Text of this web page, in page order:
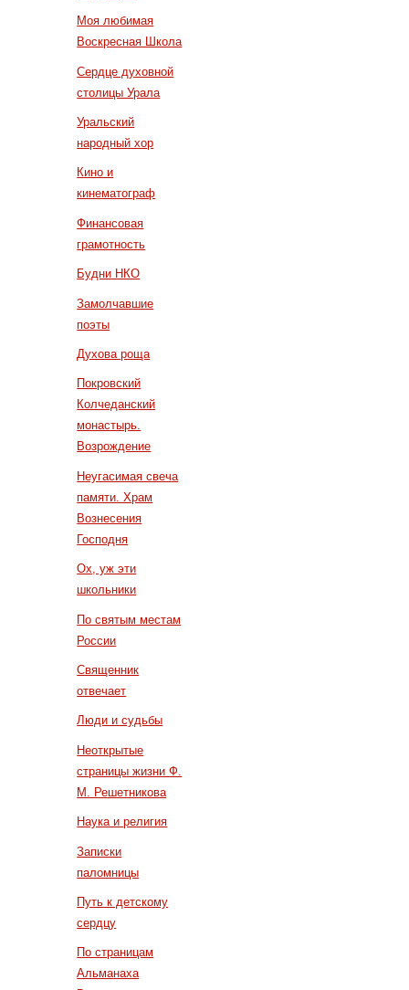
Моя любимая
Воскресная Школа
Сердце духовной
столицы Урала
Уральский
народный хор
Кино и
кинематограф
Финансовая
грамотность
Будни НКО
Замолчавшие
поэты
Духова роща
Покровский
Колчеданский
монастырь.
Возрождение
Неугасимая свеча
памяти. Храм
Вознесения
Господня
Ох, уж эти
школьники
По святым местам
России
Священник
отвечает
Люди и судьбы
Неоткрытые
страницы жизни Ф.
М. Решетникова
Наука и религия
Записки
паломницы
Путь к детскому
сердцу
По страницам
Альманаха